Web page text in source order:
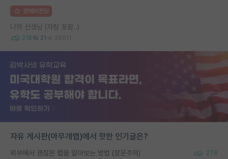
명예의전당
나의 선생님 (자랑 포함..)
218 21 29011
자유 게시판(아무개랩)에서 핫한 인기글은?
외부에서 괜찮은 랩을 알아보는 방법 (장문주의) 276